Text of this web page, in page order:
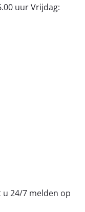
uur Vrijdag:
24/7 melden op